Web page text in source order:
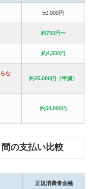
50,000円
約750円〜
約4,500円
な
約25,000円（半減）
約54,000円
間の支払い比較
正規消費者金融